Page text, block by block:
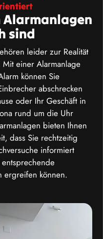
Alarmanlagen
sind
leider zur Realität
Mit einer Alarmanlage
können Sie
abschrecken
oder Ihr Geschäft in
rund um die Uhr
bieten Ihnen
dass Sie rechtzeitig
informiert
ergreifen können.